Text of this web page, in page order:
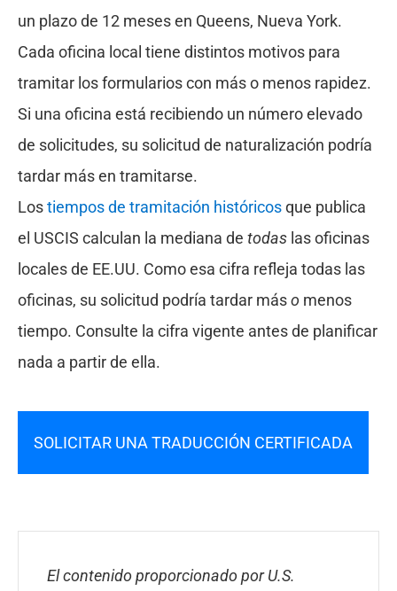
un plazo de 12 meses en Queens, Nueva York.
Cada oficina local tiene distintos motivos para
tramitar los formularios con más o menos rapidez.
Si una oficina está recibiendo un número elevado
de solicitudes, su solicitud de naturalización podría
tardar más en tramitarse.
Lostiempos de tramitación históricosque publica
el USCIS calculan la mediana de todas las oficinas
locales de EE.UU. Como esa cifra refleja todas las
oficinas, su solicitud podría tardar máso menos
tiempo. Consulte la cifra vigente antes de planificar
nada a partir de ella.
SOLICITAR UNA TRADUCCIÓN CERTIFICADA
El contenido proporcionado por U.S.